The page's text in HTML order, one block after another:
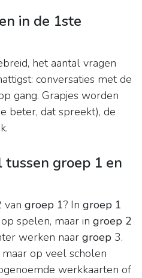
in de 1ste
het aantal vragen
conversaties met de
gang. Grapjes worden
beter, dat spreekt), de
groep 1 en
van groep 1? In groep 1
spelen, maar in groep 2
werken naar groep 3.
op veel scholen
werkkaarten of